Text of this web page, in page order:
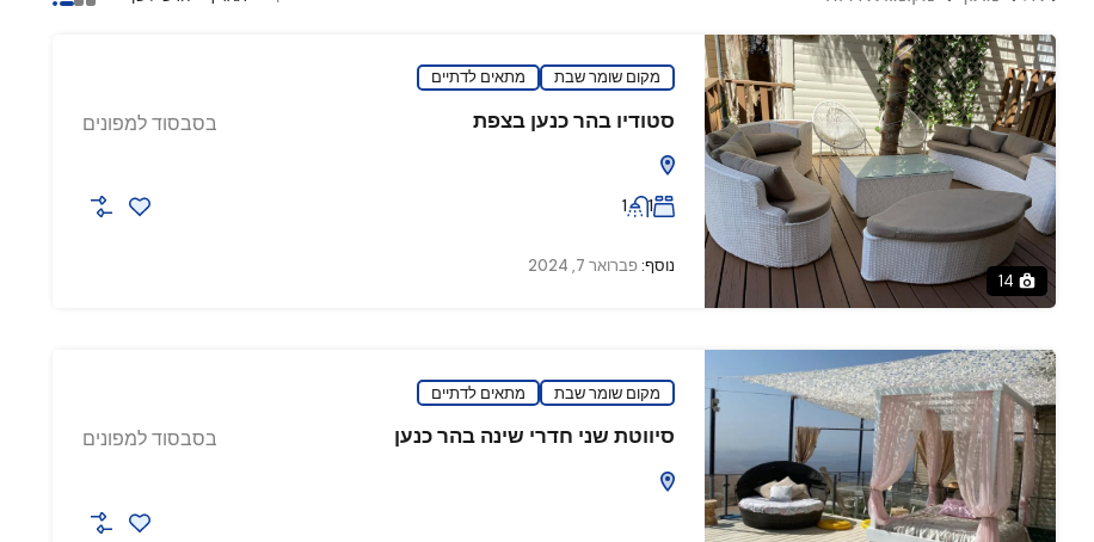
14
מקום שומר שבת מתאים לדתיים
סטודיו בהר כנען בצפת בסבסוד למפונים
1
1
נוסף:פברואר 7, 2024
מקום שומר שבת מתאים לדתיים
סיווטת שני חדרי שינה בהר כנען בסבסוד למפונים